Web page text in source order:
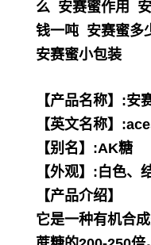
么 安赛蜜作用
钱一吨 安赛蜜多
安赛蜜小包装
【产品名称】:安
【英文名称】
【别名】:AK糖
【外观】:白色、
【产品介绍】
它是一种有机合